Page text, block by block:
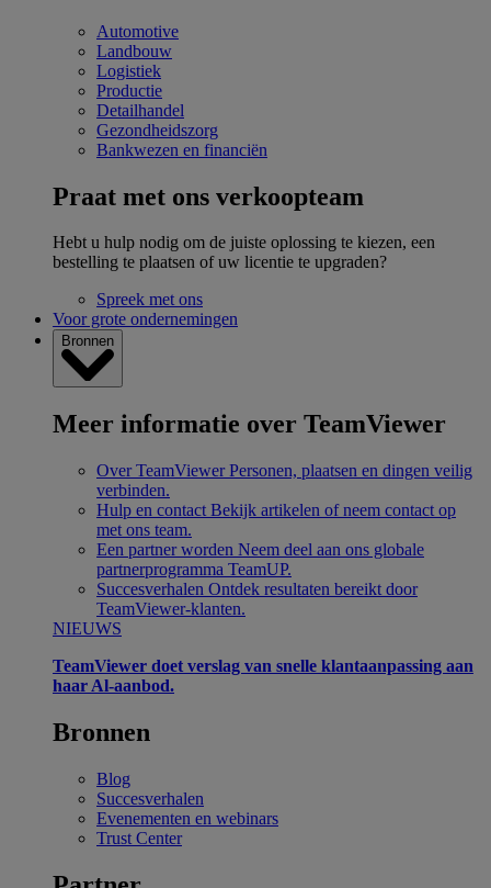
Automotive
Landbouw
Logistiek
Productie
Detailhandel
Gezondheidszorg
Bankwezen en financiën
Praat met ons verkoopteam
Hebt u hulp nodig om de juiste oplossing te kiezen, een
bestelling te plaatsen of uw licentie te upgraden?
Spreek met ons
Voor grote ondernemingen
Bronnen
Meer informatie over TeamViewer
Over TeamViewer Personen, plaatsen en dingen veilig
verbinden.
Hulp en contact Bekijk artikelen of neem contact op
met ons team.
Een partner worden Neem deel aan ons globale
partnerprogramma TeamUP.
Succesverhalen Ontdek resultaten bereikt door
TeamViewer-klanten.
NIEUWS
TeamViewer doet verslag van snelle klantaanpassing aan
haar Al-aanbod.
Bronnen
Blog
Succesverhalen
Evenementen en webinars
Trust Center